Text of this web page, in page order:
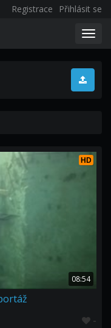
Registrace Přihlásit se
HD
08:54
-